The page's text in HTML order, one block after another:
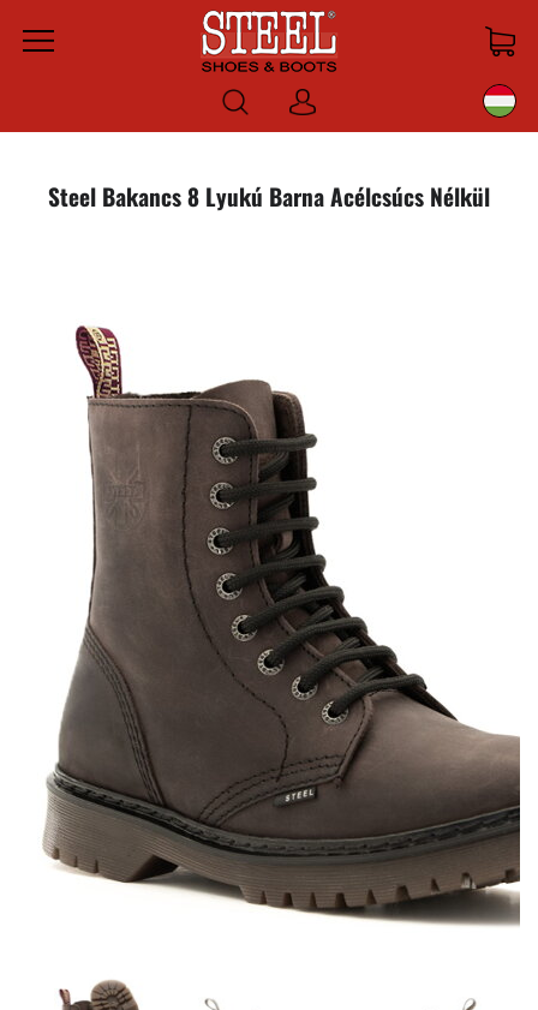
Menu
Bejelentkezni
Steel Bakancs 8 Lyukú Barna Acélcsúcs Nélkül